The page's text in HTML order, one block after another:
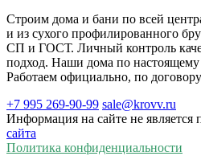
Строим дома и бани по всей
и из сухого профилированного
СП и ГОСТ. Личный контроль
подход. Наши дома по
Работаем официально, по
+7 995 269-90-99 sale@krovv.ru
Информация на сайте не является
сайта
Политика конфиденциальности